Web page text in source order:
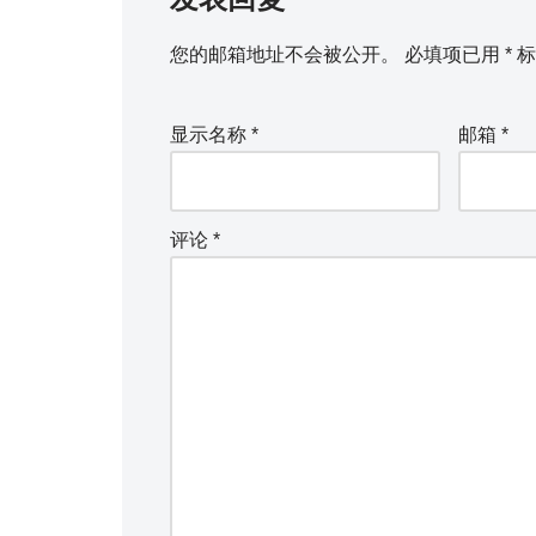
您的邮箱地址不会被公开。 必填项已用 *
显示名称 * 邮箱*
评论 *